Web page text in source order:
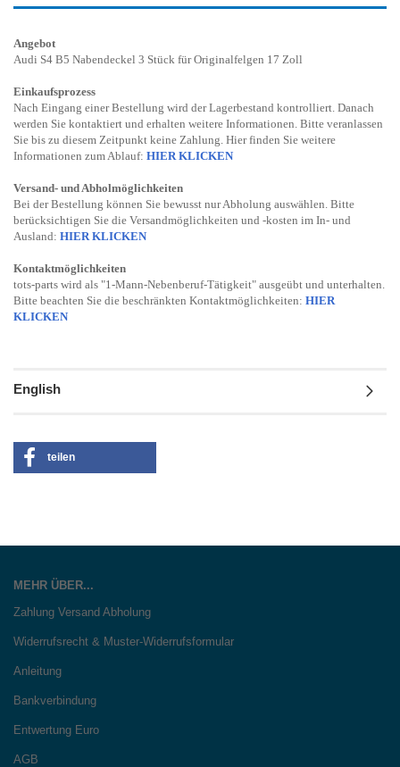
Angebot
Audi S4 B5 Nabendeckel 3 Stück für Originalfelgen 17 Zoll
Einkaufsprozess
Nach Eingang einer Bestellung wird der Lagerbestand kontrolliert. Danach
werden Sie kontaktiert und erhalten weitere Informationen. Bitte veranlassen
Sie bis zu diesem Zeitpunkt keine Zahlung. Hier finden Sie weitere
Informationen zum Ablauf: HIER KLICKEN
Versand- und Abholmöglichkeiten
Bei der Bestellung können Sie bewusst nur Abholung auswählen. Bitte
berücksichtigen Sie die Versandmöglichkeiten und -kosten im In- und
Ausland: HIER KLICKEN
Kontaktmöglichkeiten
tots-parts wird als "1-Mann-Nebenberuf-Tätigkeit" ausgeübt und unterhalten.
Bitte beachten Sie die beschränkten Kontaktmöglichkeiten: HIER
KLICKEN
English
teilen
MEHR ÜBER...
Zahlung Versand Abholung
Widerrufsrecht & Muster-Widerrufsformular
Anleitung
Bankverbindung
Entwertung Euro
AGB